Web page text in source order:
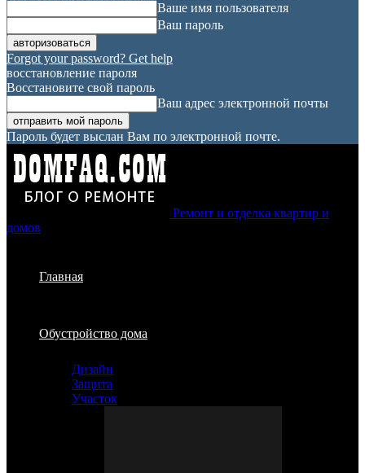
Ваше имя пользователя
Ваш пароль
Forgot your password? Get help
восстановление пароля
Восстановите свой пароль
Ваш адрес электронной почты
Пароль будет выслан Вам по электронной почте.
Ремонт и отделка квартир и
домов
Главная
Обустройство дома
Дизайн
Защита
Участок